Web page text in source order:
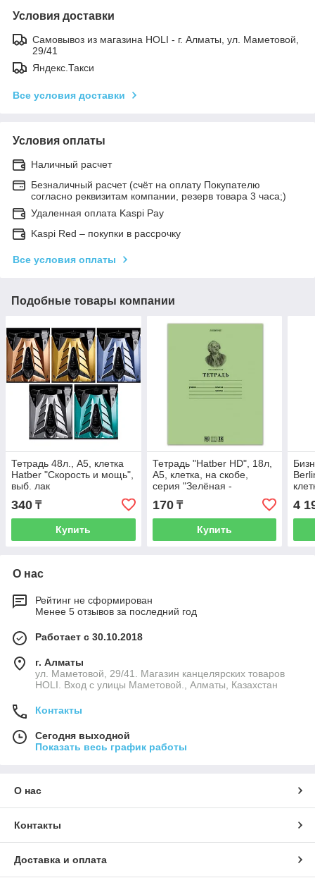
Условия доставки
Самовывоз из магазина HOLI - г. Алматы, ул. Маметовой,
29/41
Яндекс.Такси
Все условия доставки
Условия оплаты
Наличный расчет
Безналичный расчет (счёт на оплату Покупателю
согласно реквизитам компании, резерв товара 3 часа;)
Удаленная оплата Kaspi Pay
Kaspi Red – покупки в рассрочку
Все условия оплаты
Подобные товары компании
Тетрадь 48л., А5, клетка
Hatber "Скорость и мощь",
выб. лак
340 ₸
Купить
Тетрадь "Hatber HD", 18л,
А5, клетка, на скобе,
серия "Зелёная -
Ломоносов М.В."
170₸
Купить
4
О нас
Рейтинг не сформирован
Менее 5 отзывов за последний год
Работает с 30.10.2018
г. Алматы
ул. Маметовой, 29/41. Магазин канцелярских товаров
HOLI. Вход с улицы Маметовой., Алматы, Казахстан
Контакты
Сегодня выходной
Показать весь график работы
О нас
Контакты
Доставка и оплата